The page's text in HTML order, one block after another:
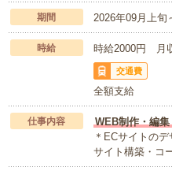
期間 2026年09月上
時給 時給2000円 月
交通費
全額支給
仕事内容
WEB制作・編集
＊ECサイトの
サイト構築・コ